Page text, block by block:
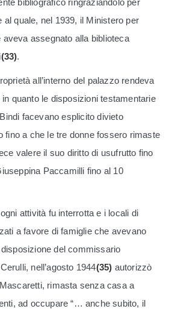
bibliografico ringraziandolo per
al quale, nel 1939, il Ministero per
aveva assegnato alla biblioteca
(33).
all’interno del palazzo rendeva
quanto le disposizioni testamentarie
facevano esplicito divieto
fino a che le tre donne fossero rimaste
valere il suo diritto di usufrutto fino
Paccamilli fino al 10
attività fu interrotta e i locali di
a favore di famiglie che avevano
disposizione del commissario
nell’agosto 1944(35) autorizzò
rimasta senza casa a
ad occupare “… anche subito, il